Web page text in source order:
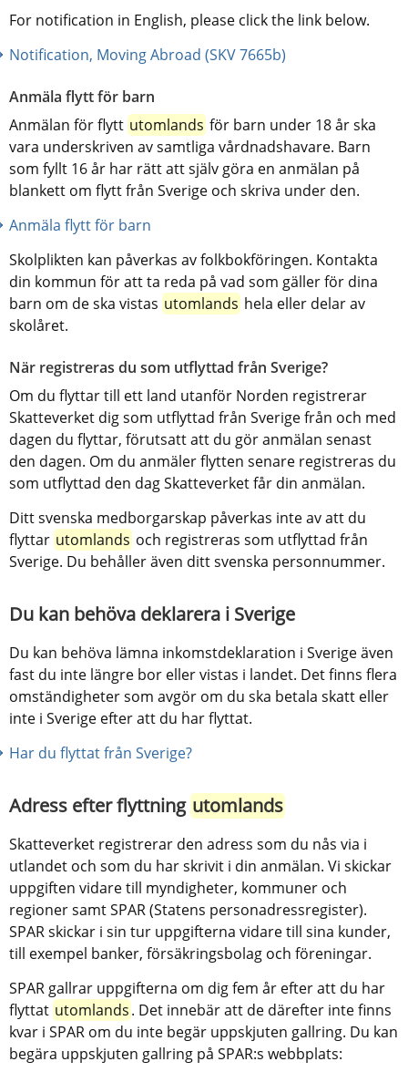
For notification in English, please click the link below.
Notification, Moving Abroad (SKV 7665b)
Anmäla flytt för barn
Anmälan för flytt utomlands för barn under 18 år ska
vara underskriven av samtliga vårdnadshavare. Barn
som fyllt 16 år har rätt att själv göra en anmälan på
blankett om flytt från Sverige och skriva under den.
Anmäla flytt för barn
Skolplikten kan påverkas av folkbokföringen. Kontakta
din kommun för att ta reda på vad som gäller för dina
barn om de ska vistas utomlands hela eller delar av
skolåret.
När registreras du som utflyttad från Sverige?
Om du flyttar till ett land utanför Norden registrerar
Skatteverket dig som utflyttad från Sverige från och med
dagen du flyttar, förutsatt att du gör anmälan senast
den dagen. Om du anmäler flytten senare registreras du
som utflyttad den dag Skatteverket får din anmälan.
Ditt svenska medborgarskap påverkas inte av att du
flyttar utomlands och registreras som utflyttad från
Sverige. Du behåller även ditt svenska personnummer.
Du kan behöva deklarera i Sverige
Du kan behöva lämna inkomstdeklaration i Sverige även
fast du inte längre bor eller vistas i landet. Det finns flera
omständigheter som avgör om du ska betala skatt eller
inte i Sverige efter att du har flyttat.
Har du flyttat från Sverige?
Adress efter flyttning utomlands
Skatteverket registrerar den adress som du nås via i
utlandet och som du har skrivit i din anmälan. Vi skickar
uppgiften vidare till myndigheter, kommuner och
regioner samt SPAR (Statens personadressregister).
SPAR skickar i sin tur uppgifterna vidare till sina kunder,
till exempel banker, försäkringsbolag och föreningar.
SPAR gallrar uppgifterna om dig fem år efter att du har
flyttat utomlands. Det innebär att de därefter inte finns
kvar i SPAR om du inte begär uppskjuten gallring. Du kan
begära uppskjuten gallring på SPAR:s webbplats: